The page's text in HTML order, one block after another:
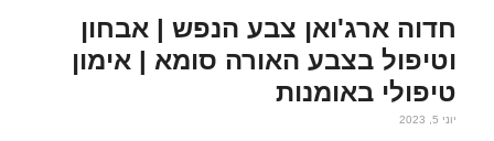
חדוה ארג'ואן צבע הנפש | אבחון
וטיפול בצבע האורה סומא | אימון
טיפולי באומנות
יוני 5, 2023